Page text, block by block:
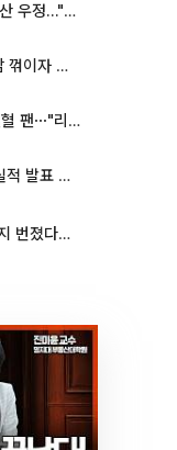
'나혼산' 류혜영, 고경표와 16년산 우정…"자취방서 부모님과 마주쳐"
뉴욕증시, 연준 금리인하 기대감 꺾이자 상승...S&P500 사상 최고치 [종합]
'차쥐뿔' 이준영, 포켓몬 카드 열혈 팬⋯"리셀러 처단할 것"
LIG디펜스앤에어로스페이스, 실적 발표 후 급락→반등⋯증권가 “28년까지 튼튼”
축구협회 '성 접대 의혹' 일본까지 번졌다…日 심판 실명 공개